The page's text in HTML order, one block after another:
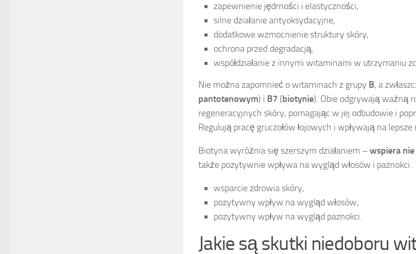
zapewnienie jędrności i elastyczności,
silne działanie antyoksydacyjne,
dodatkowe wzmocnienie struktury skóry,
ochrona przed degradacją,
współdziałanie z innymi witaminami w utrzymaniu
Nie można zapomnieć o witaminach z grupy B, a
pantotenowym) i B7 (biotynie). Obie odgrywają ważną
regeneracyjnych skóry, pomagając w jej odbudowie i
Regulują pracę gruczołów łojowych i wpływają na
Biotyna wyróżnia się szerszym działaniem –wspiera
także pozytywnie wpływa na wygląd włosów i paznokci.
wsparcie zdrowia skóry,
pozytywny wpływ na wygląd włosów,
pozytywny wpływ na wygląd paznokci.
Jakie są skutki niedoboru